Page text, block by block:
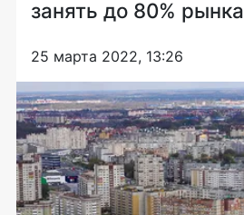
занять до 80% рынка
25 марта 2022, 13:26